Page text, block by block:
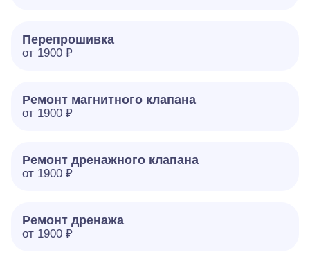
Перепрошивка
от 1900 ₽
Ремонт магнитного клапана
от 1900 ₽
Ремонт дренажного клапана
от 1900 ₽
Ремонт дренажа
от 1900 ₽